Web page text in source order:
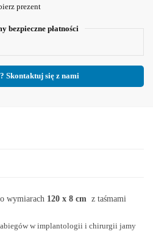
prezent
bezpieczne płatności
Skontaktuj się z nami
wymiarach 120 x 8 cm z taśmami
w implantologii i chirurgii jamy